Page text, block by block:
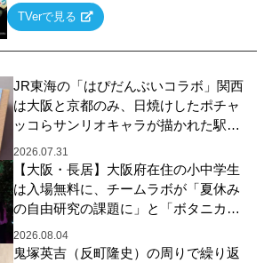
JR東海の「はぴだんぶいコラボ」関西
は大阪と京都のみ、日焼けしたポチャ
ッコらサンリオキャラが描かれた駅弁
やグッズが登場
2026.07.31
【大阪・長居】大阪府在住の小中学生
は入場無料に、チームラボが「夏休み
の自由研究の課題に」と「ボタニカル
ガーデン 大阪」へ招待
2026.08.04
鬼塚英吉（反町隆史）の周りで繰り返
るテーマについて好き放題にちゃちゃを入れ
ていく関西色を前面に押し出したトークバラ
TVerで見る